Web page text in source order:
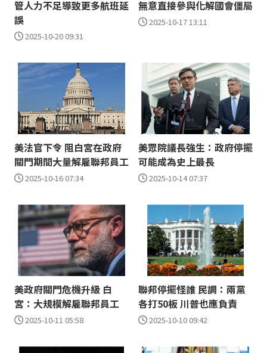
管人力不足導致更多航班延
誤
2025-10-20 09:31
無意直接參與化解國會僵局
2025-10-17 13:11
美法官下令 阻白宮在政府
關門期間大量解雇聯邦員工
2025-10-16 07:34
美眾院議長強生：政府停擺
可能成為史上最長
2025-10-14 07:37
美政府關門危機升級 白
宮：大規模解雇聯邦員工
2025-10-11 05:58
聯邦停擺怪誰 民調：兩黨
各打50板 川普也應負責
2025-10-10 09:42